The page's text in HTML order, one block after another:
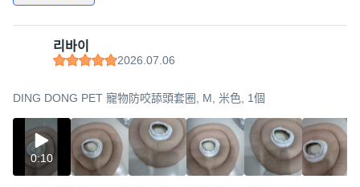
리바이
2026.07.06
DING DONG PET 寵物防咬舔頭套圈, M, 米色, 1個
0:10